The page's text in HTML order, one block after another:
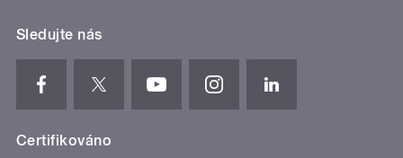
Sledujte nás
Certifikováno